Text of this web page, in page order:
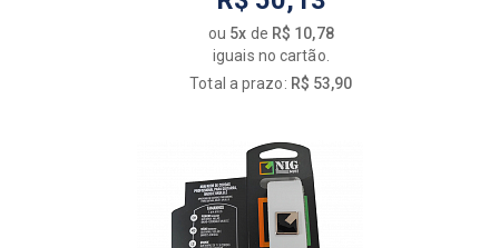
ou 5x de R$ 10,78
iguais no cartão.
Total a prazo: R$ 53,90